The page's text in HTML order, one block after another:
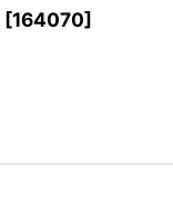
[164070]